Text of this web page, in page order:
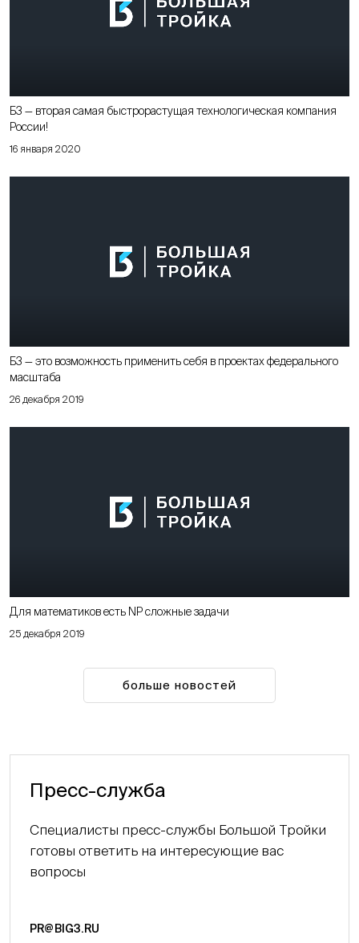
16 января 2020
Б3 — вторая самая быстрорастущая технологическая компания
России!
26 декабря 2019
Б3 — это возможность применить себя в проектах федерального
масштаба
25 декабря 2019
Для математиков есть NP сложные задачи
больше новостей
Пресс-служба
Специалисты пресс-службы Большой Тройки
готовы ответить на интересующие вас
вопросы
PR@BIG3.RU